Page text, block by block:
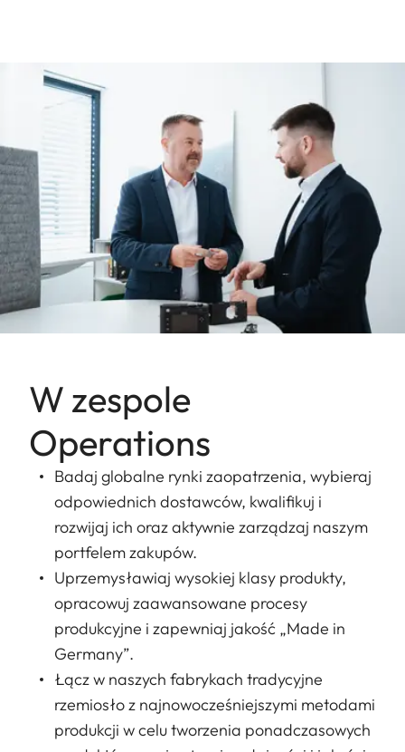
W zespole
Operations
Badaj globalne rynki zaopatrzenia, wybieraj
odpowiednich dostawców, kwalifikuj i
rozwijaj ich oraz aktywnie zarządzaj naszym
portfelem zakupów.
Uprzemysławiaj wysokiej klasy produkty,
opracowuj zaawansowane procesy
produkcyjne i zapewniaj jakość „Made in
Germany”.
Łącz w naszych fabrykach tradycyjne
rzemiosło z najnowocześniejszymi metodami
produkcji w celu tworzenia ponadczasowych